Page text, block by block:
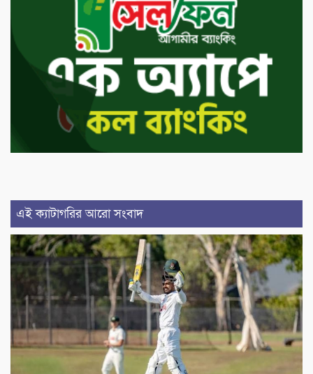
এই ক্যাটাগরির আরো সংবাদ